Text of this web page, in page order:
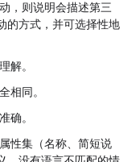
，则说明会描述第三
的方式，并可选择性地
解。
相同。
确。
性集（名称、简短说